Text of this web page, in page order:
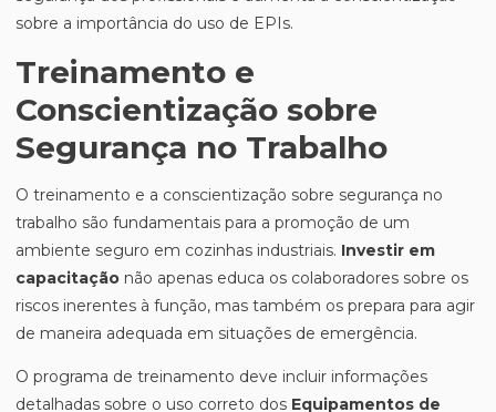
sobre a importância do uso de EPIs.
Treinamento e
Conscientização sobre
Segurança no Trabalho
O treinamento e a conscientização sobre segurança no
trabalho são fundamentais para a promoção de um
ambiente seguro em cozinhas industriais. Investir em
capacitação não apenas educa os colaboradores sobre os
riscos inerentes à função, mas também os prepara para agir
de maneira adequada em situações de emergência.
O programa de treinamento deve incluir informações
detalhadas sobre o uso correto dos Equipamentos de